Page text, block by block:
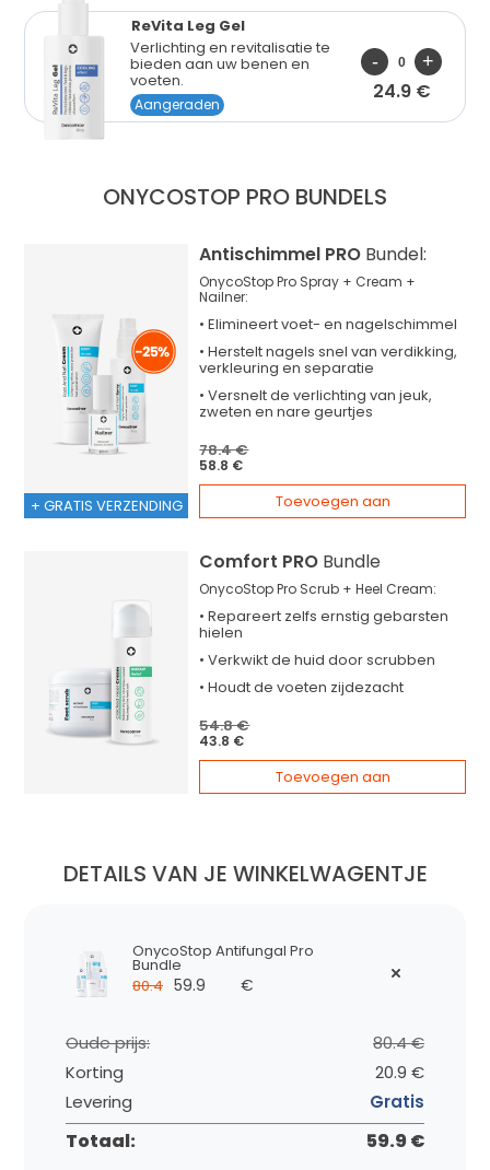
ReVita Leg Gel
Verlichting en revitalisatie te
bieden aan uw benen en
voeten.
Aangeraden
24.9 €
ONYCOSTOP PRO BUNDELS
+ GRATIS VERZENDING
Antischimmel PRO Bundel:
OnycoStop Pro Spray + Cream +
Nailner:
•Elimineertvoet- en nagelschimmel
•Hersteltnagels snel van verdikking,
verkleuring en separatie
•Versneltde verlichting van jeuk,
zweten en nare geurtjes
78.4 €
58.8 €
Toevoegen aan
Comfort PRO Bundle
OnycoStop Pro Scrub + Heel Cream:
•Repareert zelfs ernstig gebarsten
hielen
•Verkwiktde huid door scrubben
•Houdtde voeten zijdezacht
54.8 €
43.8 €
Toevoegen aan
DETAILS VAN JE WINKELWAGENTJE
OnycoStop Antifungal Pro
Bundle
80.4 59.9 €
Oude prijs:
80.4 €
Korting
20.9 €
Levering
Gratis
Totaal: 59.9 €